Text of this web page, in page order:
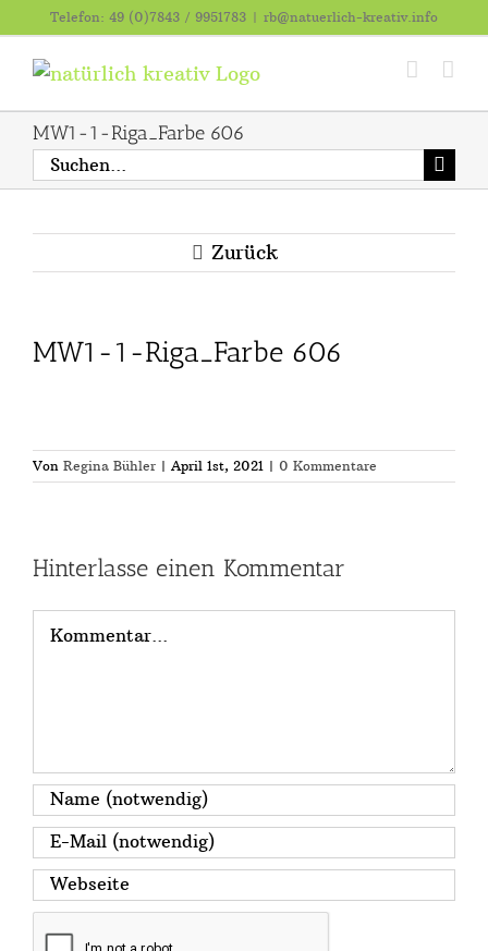
Inhalt
springen
Telefon: 49 (0)7843 / 9951783 | rb@natuerlich-kreativ.info
MW1-1-Riga_Farbe 606
Suche
nach:
Zurück
MW1-1-Riga_Farbe 606
Von Regina Bühler | April 1st, 2021 | 0 Kommentare
Hinterlasse einen Kommentar
Kommentar